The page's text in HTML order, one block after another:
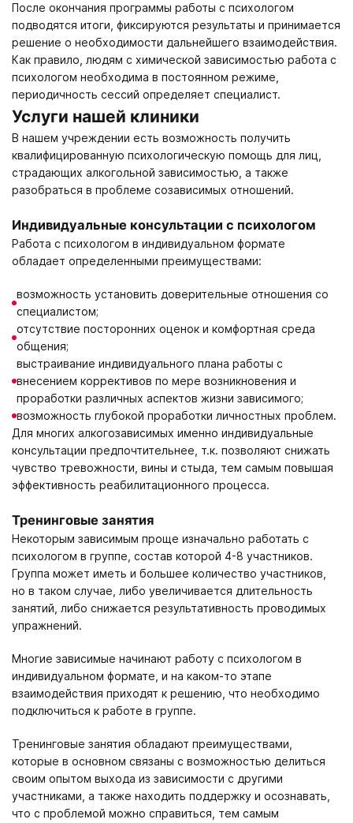
После окончания программы работы с психологом
подводятся итоги, фиксируются результаты и принимается
решение о необходимости дальнейшего взаимодействия.
Как правило, людям с химической зависимостью работа с
психологом необходима в постоянном режиме,
периодичность сессий определяет специалист.
Услуги нашей клиники
В нашем учреждении есть возможность получить
квалифицированную психологическую помощь для лиц,
страдающих алкогольной зависимостью, а также
разобраться в проблеме созависимых отношений.
Индивидуальные консультации с психологом
Работа с психологом в индивидуальном формате
обладает определенными преимуществами:
возможность установить доверительные отношения со
специалистом;
отсутствие посторонних оценок и комфортная среда
общения;
выстраивание индивидуального плана работы с
внесением коррективов по мере возникновения и
проработки различных аспектов жизни зависимого;
возможность глубокой проработки личностных проблем.
Для многих алкогозависимых именно индивидуальные
консультации предпочтительнее, т.к. позволяют снижать
чувство тревожности, вины и стыда, тем самым повышая
эффективность реабилитационного процесса.
Тренинговые занятия
Некоторым зависимым проще изначально работать с
психологом в группе, состав которой 4-8 участников.
Группа может иметь и большее количество участников,
но в таком случае, либо увеличивается длительность
занятий, либо снижается результативность проводимых
упражнений.
Многие зависимые начинают работу с психологом в
индивидуальном формате, и на каком-то этапе
взаимодействия приходят к решению, что необходимо
подключиться к работе в группе.
Тренинговые занятия обладают преимуществами,
которые в основном связаны с возможностью делиться
своим опытом выхода из зависимости с другими
участниками, а также находить поддержку и осознавать,
что с проблемой можно справиться, тем самым